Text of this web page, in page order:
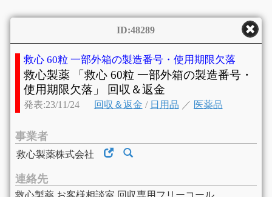
ID:48289
救心 60粒 一部外箱の製造番号・使用期限欠落
救心製薬 「救心 60粒 一部外箱の製造番号・
使用期限欠落」 回収＆返金
発表:23/11/24 回収＆返金 / 日用品 ／ 医薬品
事業者
救心製薬株式会社
連絡先